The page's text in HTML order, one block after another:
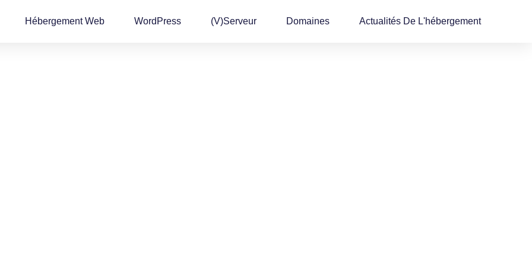
Hébergement Web WordPress (v)Serveur Domaines Actualités De L'hébergement